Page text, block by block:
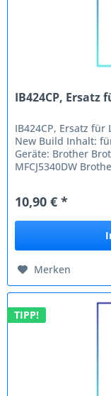
IB424CP, Ersatz
IB424CP, Ersatz
New Build Inhalt:
Geräte: Brother
MFCJ5340DW
10,90 € *
Merken
TIPP!